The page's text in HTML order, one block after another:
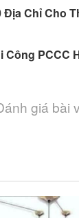
Chỉ Cho
Công PCCC
giá bài